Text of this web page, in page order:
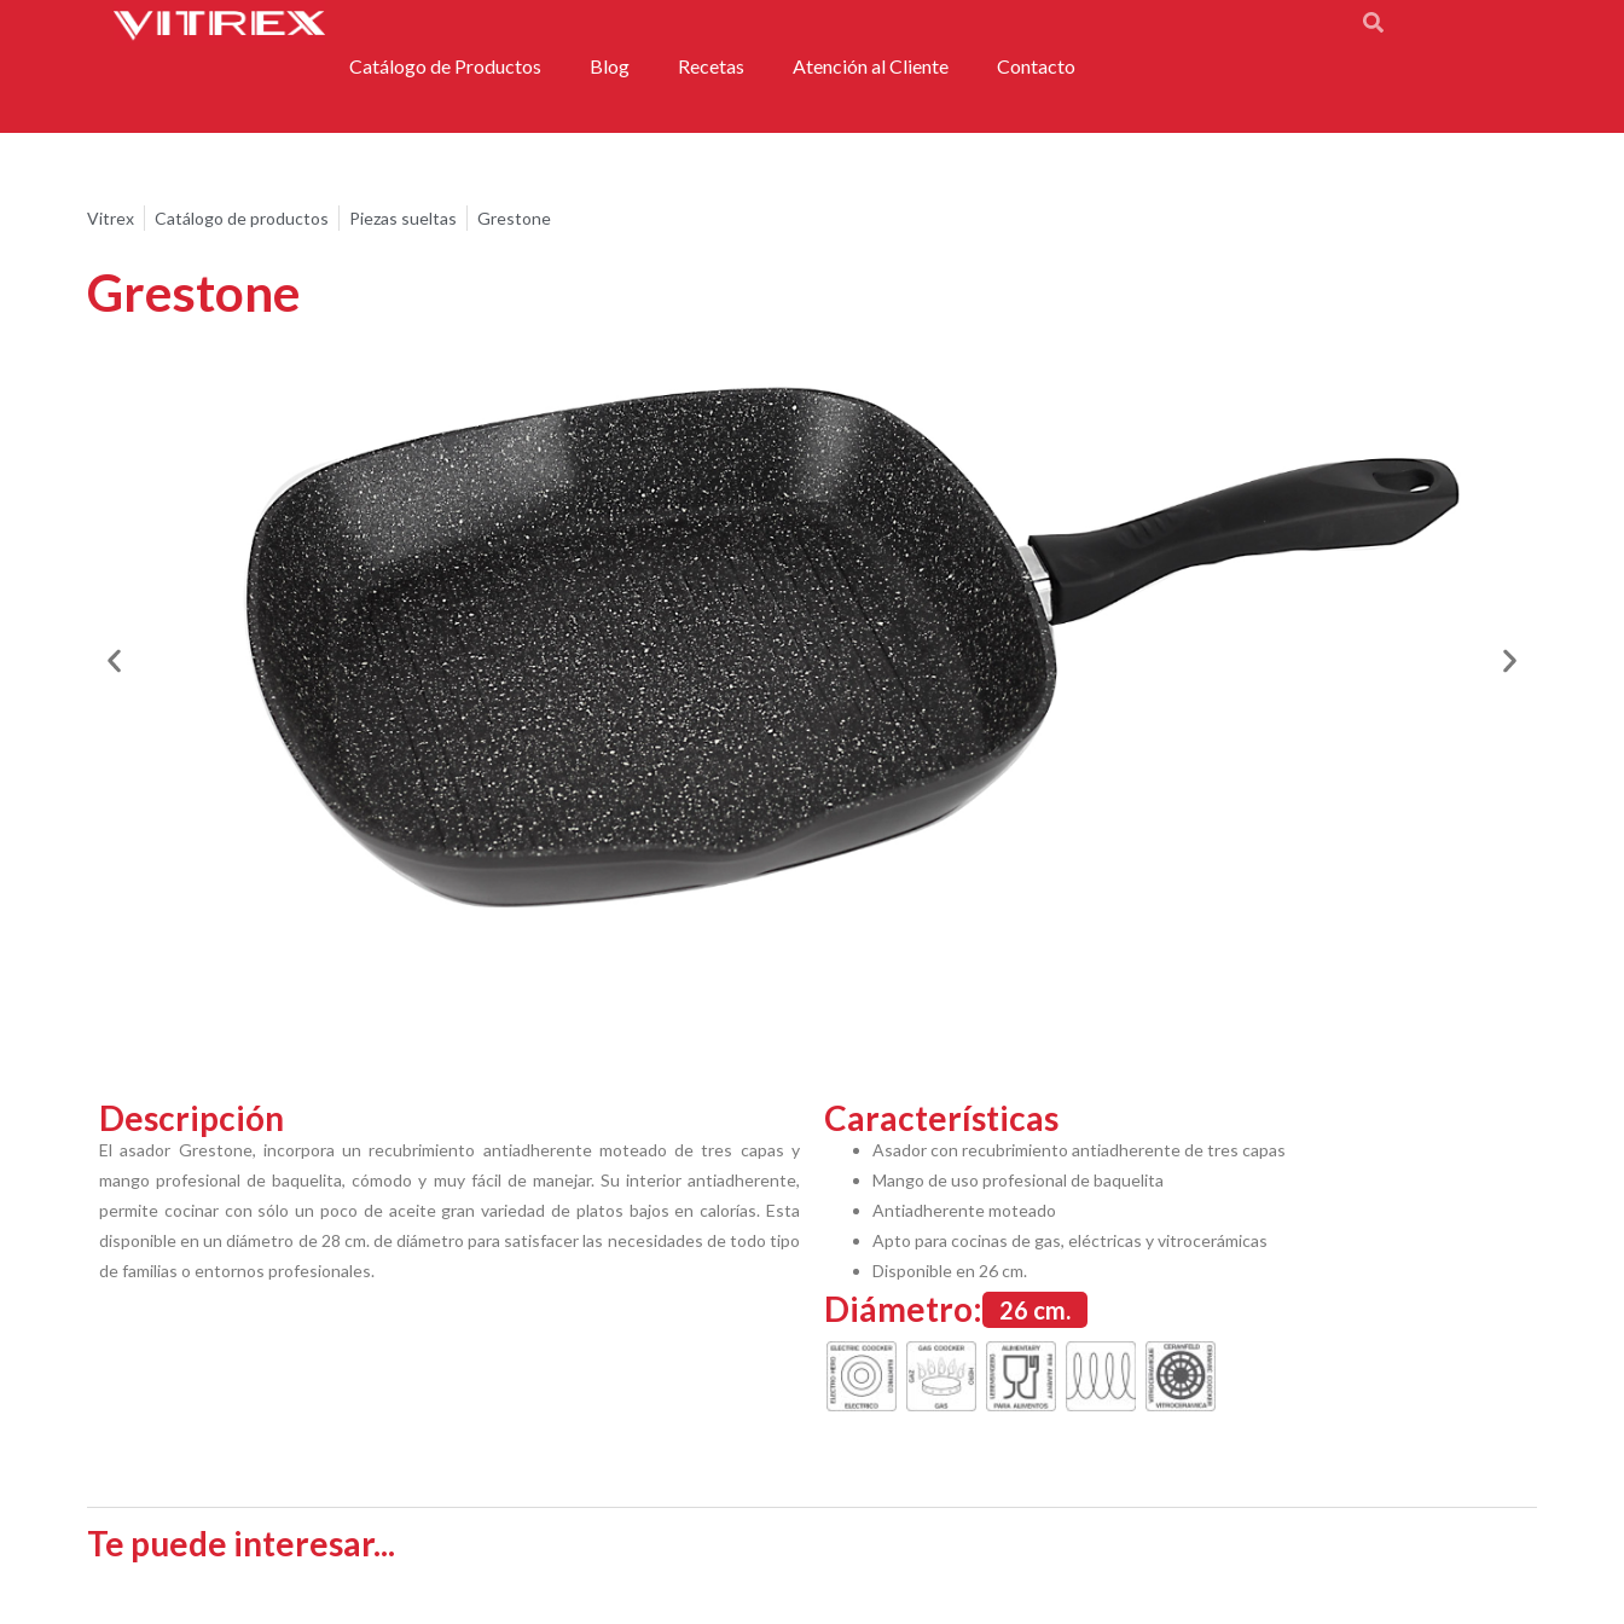
Catálogo de Productos Blog Recetas Atención al Cliente Contacto
Vitrex Catálogo de productos Piezas sueltas Grestone
Grestone
Descripción
El asador Grestone, incorpora un recubrimiento antiadherente moteado de tres capas y
mango profesional de baquelita, cómodo y muy fácil de manejar. Su interior antiadherente,
permite cocinar con sólo un poco de aceite gran variedad de platos bajos en calorías. Esta
disponible en un diámetro de 28 cm. de diámetro para satisfacer las necesidades de todo tipo
de familias o entornos profesionales.
Características
Asador con recubrimiento antiadherente de tres capas
Mango de uso profesional de baquelita
Antiadherente moteado
Apto para cocinas de gas, eléctricas y vitrocerámicas
Disponible en 26 cm.
26 cm.
Diámetro:
Te puede interesar...